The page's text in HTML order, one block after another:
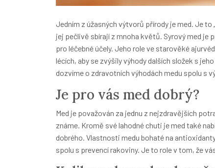
Jedním z úžasných výtvorů přírody je med. Je to
jej pečlivě sbírají z mnoha květů. Syrový med je
pro léčebné účely. Jeho role ve starověké
lécích, aby se zvýšily výhody dalších složek s
dozvíme o zdravotních výhodách medu spolu s
Je pro vás med dobrý?
Med je považován za jednu z nejzdravějších
známe. Kromě své lahodné chuti je med také
dobrého. Vlastnosti medu bohaté na
spolu s prevencí rakoviny. Je to role v tom, že